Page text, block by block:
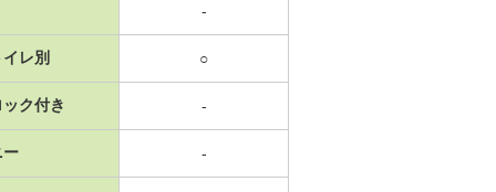
-
レ別 ○
ク付き -
ー -